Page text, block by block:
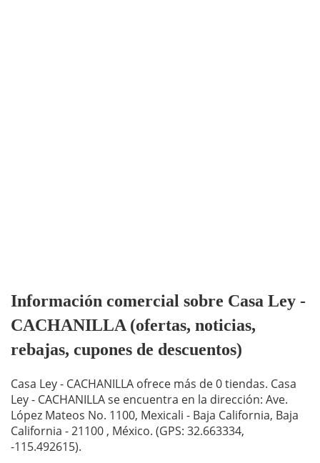
Información comercial sobre Casa Ley -
CACHANILLA (ofertas, noticias,
rebajas, cupones de descuentos)
Casa Ley - CACHANILLA ofrece más de 0 tiendas. Casa
Ley - CACHANILLA se encuentra en la dirección: Ave.
López Mateos No. 1100, Mexicali - Baja California, Baja
California - 21100 , México. (GPS: 32.663334,
-115.492615).